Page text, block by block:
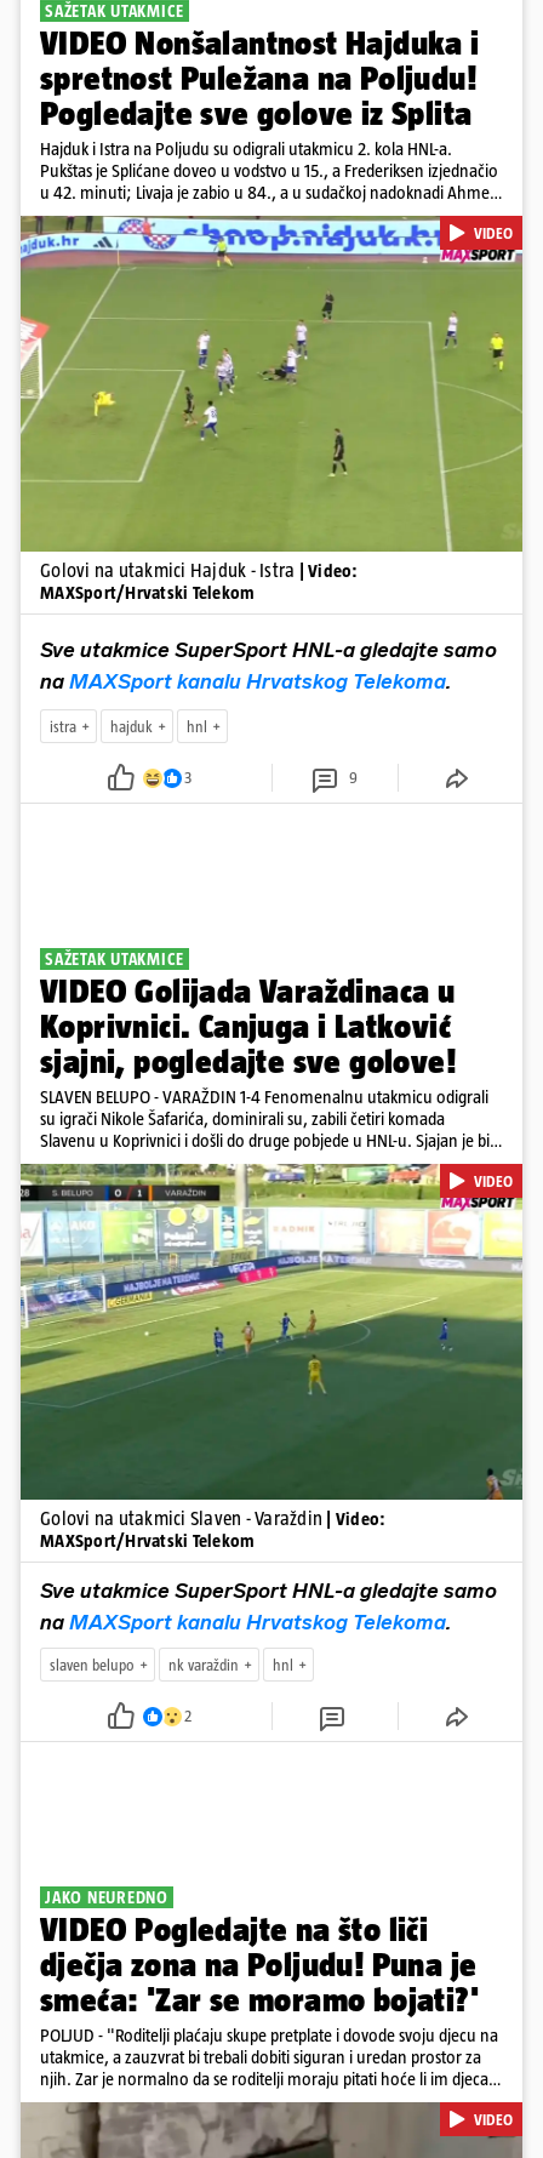
SAŽETAK UTAKMICE
VIDEO Nonšalantnost Hajduka i
spretnost Puležana na Poljudu!
Pogledajte sve golove iz Splita
Hajduk i Istra na Poljudu su odigrali utakmicu 2. kola HNL-a.
Pukštas je Splićane doveo u vodstvo u 15., a Frederiksen izjednačio
u 42. minuti; Livaja je zabio u 84., a u sudačkoj nadoknadi Ahmeti
je pogodio za remi
Pokretanje videa...
VIDEO
Golovi na utakmici Hajduk - Istra
| Video:
MAXSport/Hrvatski Telekom
Sve utakmice SuperSport HNL-a gledajte samo
na MAXSport kanalu Hrvatskog Telekoma.
istra hajduk hnl
3 9
SAŽETAK UTAKMICE
VIDEO Golijada Varaždinaca u
Koprivnici. Canjuga i Latković
sjajni, pogledajte sve golove!
SLAVEN BELUPO - VARAŽDIN 1-4 Fenomenalnu utakmicu odigrali
su igrači Nikole Šafarića, dominirali su, zabili četiri komada
Slavenu u Koprivnici i došli do druge pobjede u HNL-u. Sjajan je bio
Canjuga koji je zabio dva gola, sjajni Latković dodao je još jedan, a
zabio je i Mamić. Za Slaven je pogodio Nestorovski. Varaždin
izgleda jako dobro na otvaranju sezone
Pokretanje videa...
VIDEO
Golovi na utakmici Slaven - Varaždin
| Video:
MAXSport/Hrvatski Telekom
Sve utakmice SuperSport HNL-a gledajte samo
na MAXSport kanalu Hrvatskog Telekoma.
slaven belupo nk varaždin hnl
2
JAKO NEUREDNO
VIDEO Pogledajte na što liči
dječja zona na Poljudu! Puna je
smeća: 'Zar se moramo bojati?'
POLJUD - "Roditelji plaćaju skupe pretplate i dovode svoju djecu na
utakmice, a zauzvrat bi trebali dobiti siguran i uredan prostor za
njih. Zar je normalno da se roditelji moraju pitati hoće li im djeca u
dječjoj fan zoni pokupiti neku bolest?", napisala je jedna
navijačica. U dječjoj zoni vidi se smeće, razbacane su majice i razni
jastuci te sve djeluje napušteno.
VIDEO